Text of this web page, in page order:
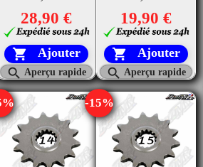
28,90 €
 Ajouter
 Aperçu rapide
19,90 €
 Ajouter
 Aperçu rapide
-15%